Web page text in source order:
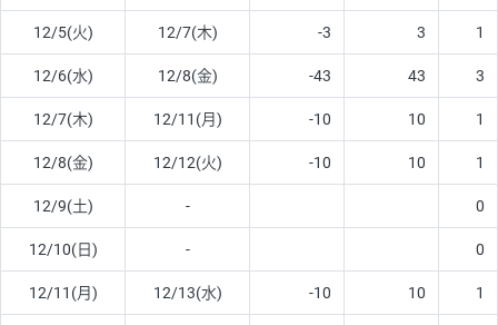
12/5(火) 12/7(木) -3 3 1
12/6(水) 12/8(金) -43 43 3
12/7(木) 12/11(月) -10 10 1
12/8(金) 12/12(火) -10 10 1
12/9(土) - 0
12/10(日) - 0
12/11(月) 12/13(水) -10 10 1